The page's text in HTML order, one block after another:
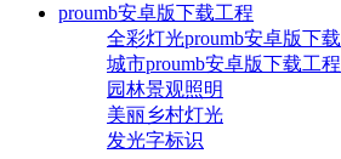
proumb安卓版下载工程
全彩灯光proumb安卓版下载
城市proumb安卓版下载工程
园林景观照明
美丽乡村灯光
发光字标识